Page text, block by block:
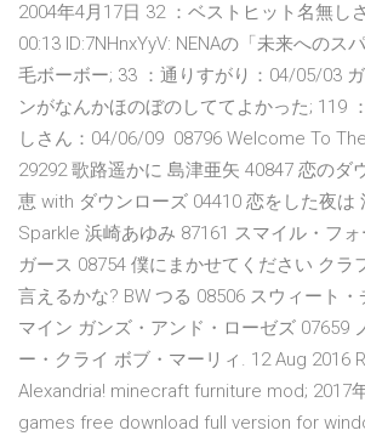
2004年4月17日 32 ：ベストヒット名無し
00:13 ID:7NHnxYyV: NENAの「未来へのス
毛ボーボー; 33 ：通りすがり：04/05/03
ンがなんかほのぼのしててよかった; 119
しさん：04/06/09 08796 Welcome To
29292 歌路遥かに 島津亜矢 40847 恋のダ
恵 with ダウンローズ 04410 恋をした夜は
Sparkle 浜崎あゆみ 87161 スマイル・フ
ガース 08754 僕にまかせてください クラ
言えるかな? BW つる 08506 スウィート・
マイン ガンズ・アンド・ローゼズ 07659
ー・クライ ボブ・マーリィ. 12 Aug 2016
Alexandria! minecraft furniture mod; 2017
games free download full version for